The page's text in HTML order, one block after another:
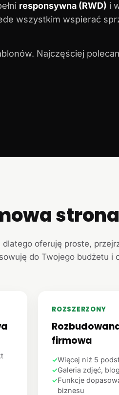
responsywna (RWD) i
wszystkim wspierać
Najczęściej
oferuję proste,
do Twojego budżetu i
ROZSZERZONY
firmowa
✓Więcej niż 5
✓Galeria zdjęć,
✓Funkcje
biznesu